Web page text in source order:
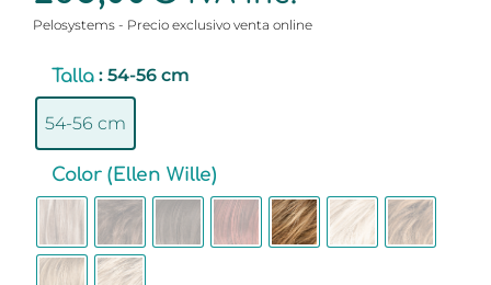
Pelosystems - Precio exclusivo venta online
Talla : 54-56 cm
54-56 cm
Color (Ellen Wille)